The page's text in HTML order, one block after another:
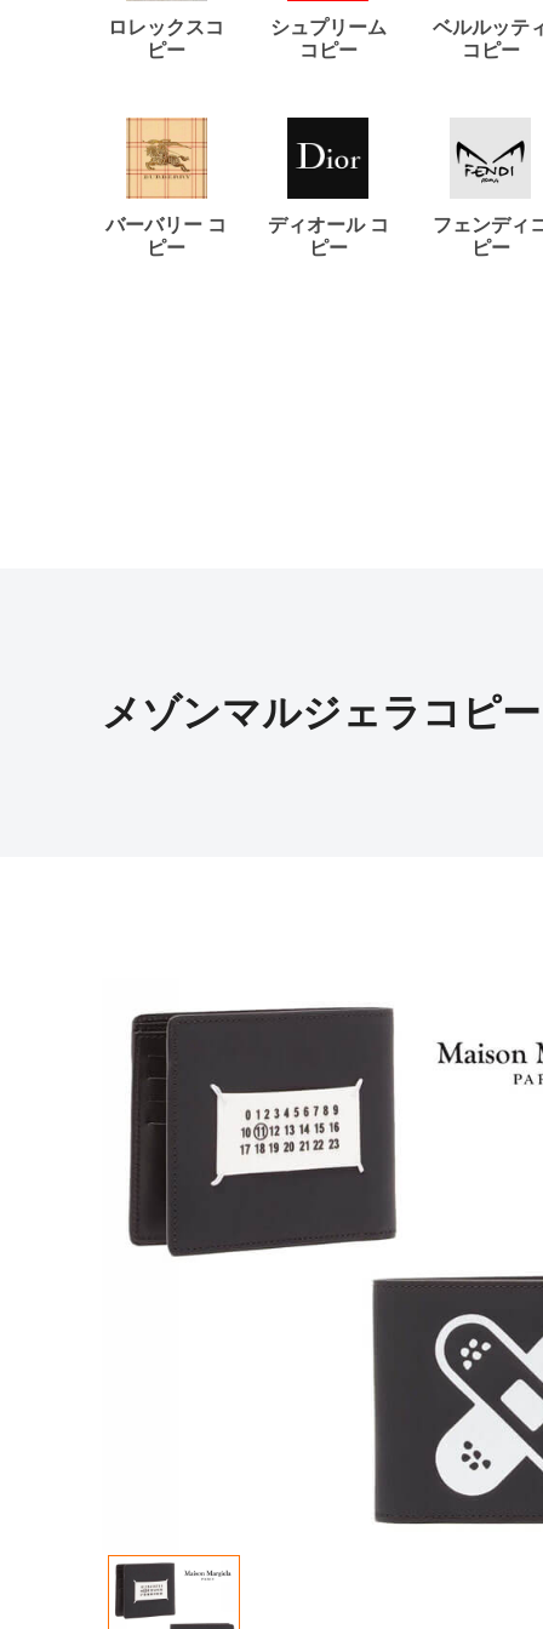
ロレックスコ
ピー
シュプリーム
コピー
ベルルッテ
コピー
バーバリー コ
ピー
ディオール コ
ピー
フェンディ
ピー
メゾンマルジェラコピー